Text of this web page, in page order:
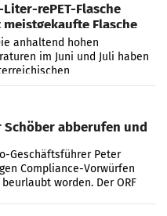
rePET-Flasche
Flasche
anhaltend hohen
im Juni und Juli haben
Vöslauer zu deutlichen
geführt. Während
Schöber abberufen und
Geschäftsführer Peter
Compliance-Vorwürfen
worden. Der ORF